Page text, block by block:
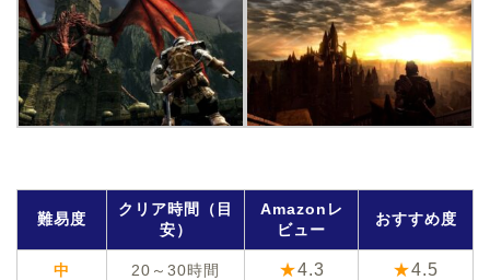
難易度
クリア時間（目
安）
Amazonレ
ビュー
おすすめ度
中 20～30時間 ★4.3 ★4.5